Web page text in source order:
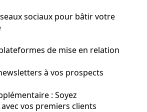
sociaux pour bâtir votre
de mise en relation
à vos prospects
: Soyez
vos premiers clients